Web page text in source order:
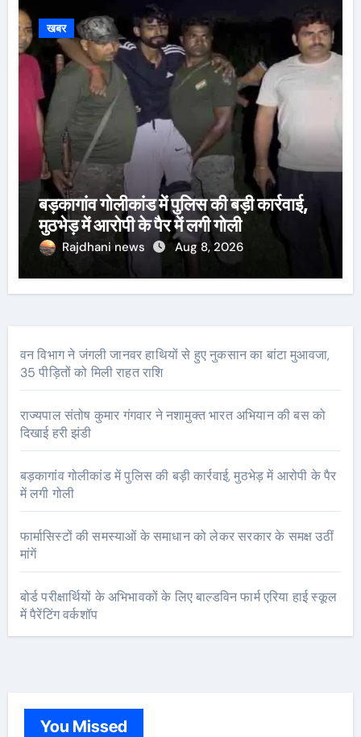
खबर
बड़कागांव गोलीकांड में पुलिस की बड़ी कार्रवाई,
मुठभेड़ में आरोपी के पैर में लगी गोली
Rajdhani news Aug 8, 2026
वन विभाग ने जंगली जानवर हाथियों से हुए नुकसान का बांटा मुआवजा,
35 पीड़ितों को मिली राहत राशि
राज्यपाल संतोष कुमार गंगवार ने नशामुक्त भारत अभियान की बस को
दिखाई हरी झंडी
बड़कागांव गोलीकांड में पुलिस की बड़ी कार्रवाई, मुठभेड़ में आरोपी के पैर
में लगी गोली
फार्मासिस्टों की समस्याओं के समाधान को लेकर सरकार के समक्ष उठीं
मांगें
बोर्ड परीक्षार्थियों के अभिभावकों के लिए बाल्डविन फार्म एरिया हाई स्कूल
में पैरेंटिंग वर्कशॉप
You Missed